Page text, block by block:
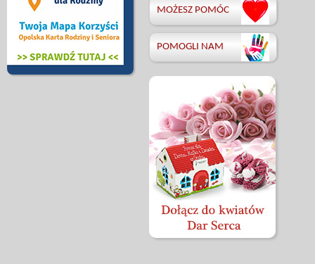
MOŻESZ POMÓC
POMOGLI NAM